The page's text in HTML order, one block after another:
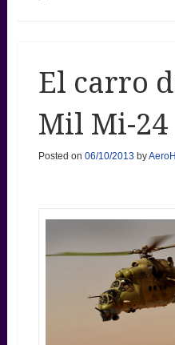
El carro
Mil Mi-24
Posted on 06/10/2013 by